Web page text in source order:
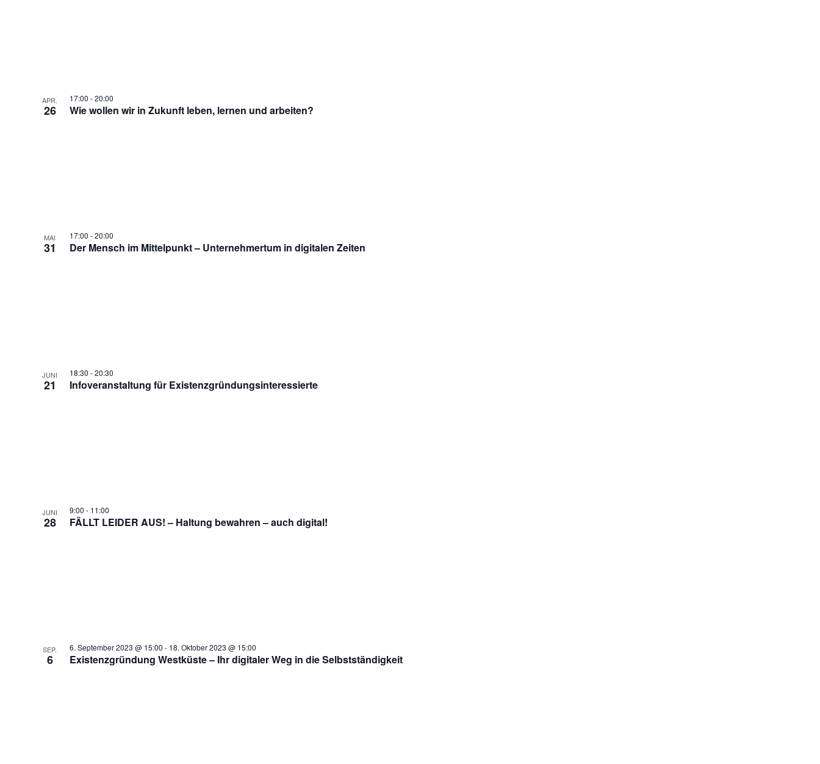
APR.
26
17:00 -20:00
Wie wollen wir in Zukunft leben, lernen und arbeiten?
MAI
31
17:00 -20:00
Der Mensch im Mittelpunkt – Unternehmertum in digitalen Zeiten
JUNI
21
18:30 -20:30
Infoveranstaltung für Existenzgründungsinteressierte
JUNI
28
9:00 - 11:00
FÄLLT LEIDER AUS! – Haltung bewahren – auch digital!
SEP.
6
6. September 2023 @ 15:00 - 18. Oktober 2023 @ 15:00
Existenzgründung Westküste – Ihr digitaler Weg in die Selbstständigkeit